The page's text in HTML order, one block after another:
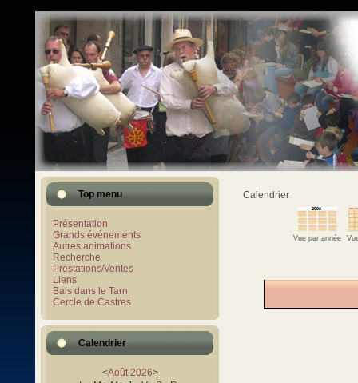
Top menu
Présentation
Grands événements
Autres animations
Recherche
Prestations/Ventes
Liens
Bals dans le Tarn
Cercle de Castres
Calendrier
<Août 2026>
Calendrier
Vue par année